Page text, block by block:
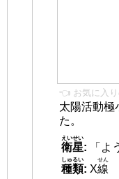
👈 お気に入り
太陽活動極
た。
衛星
えいせい
:
「よ
種類
しゅるい
: X線
せん